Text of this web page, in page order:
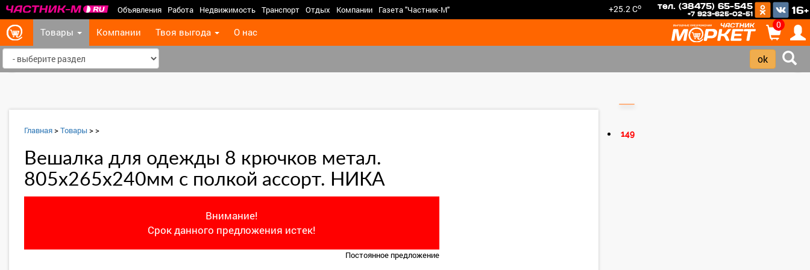
Объявления Работа Недвижимость Транспорт Отдых Компании Газета "Частник-М" +25.2 Co тел. (38475) 65-545
+7 923-625-02-51 16+
Товары Компании Твоя выгода О нас
0
>
Главная>Товары >>
Вешалка для одежды 8 крючков метал.
805х265х240мм с полкой ассорт. НИКА
Внимание!
Срок данного предложения истек!
Постоянное предложение
149
‹ ›